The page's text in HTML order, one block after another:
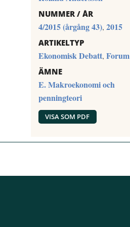
NUMMER / ÅR
4/2015 (årgång 43), 2015
ARTIKELTYP
Ekonomisk Debatt, Forum
ÄMNE
E. Makroekonomi och
penningteori
VISA SOM PDF